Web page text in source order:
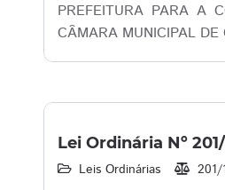
PREFEITURA PARA A
CÂMARA MUNICIPAL DE
Lei Ordinária Nº
Leis Ordinárias 201/